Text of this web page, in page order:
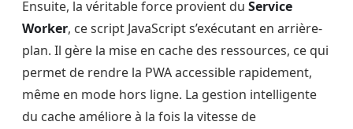
Ensuite, la véritable force provient du Service
Worker, ce script JavaScript s’exécutant en arrière-
plan. Il gère la mise en cache des ressources, ce qui
permet de rendre la PWA accessible rapidement,
même en mode hors ligne. La gestion intelligente
du cache améliore à la fois la vitesse de